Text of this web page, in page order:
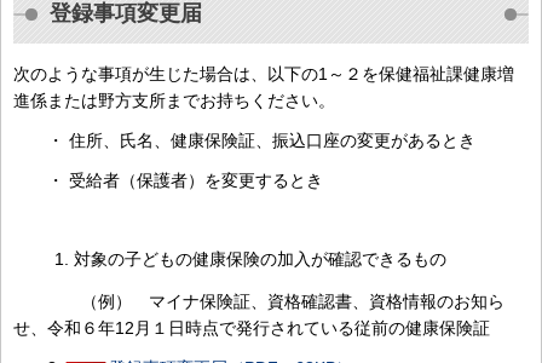
登録事項変更届
次のような事項が生じた場合は、以下の1～２を保健福祉課健康増
進係または野方支所までお持ちください。
・ 住所、氏名、健康保険証、振込口座の変更があるとき
・ 受給者（保護者）を変更するとき
対象の子どもの健康保険の加入が確認できるもの
（例） マイナ保険証、資格確認書、資格情報のお知ら
せ、令和６年12月１日時点で発行されている従前の健康保険証